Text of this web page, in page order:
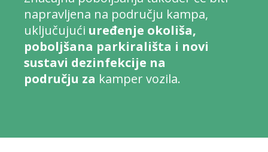
napravljena na području kampa,
uključujući uređenje okoliša,
poboljšana parkirališta i novi
sustavi dezinfekcije na
području za kamper vozila.